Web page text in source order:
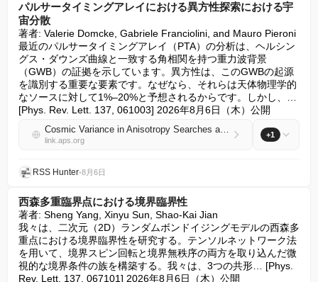
パルサータイミングアレイにおける異方性探索における宇
宙分散
著者: Valerie Domcke, Gabriele Franciolini, and Mauro Pieroni
最近のパルサータイミングアレイ（PTA）の分析は、ヘルシン
グス・ダウンズ曲線と一致する角相関を持つ重力波背景
（GWB）の証拠を示しています。異方性は、このGWBの起源
を識別する重要な要素です。なぜなら、それらは天体物理学的
なソースに対して1%–20%と予想されるからです。しかし、…
[Phys. Rev. Lett. 137, 061003] 2026年8月6日（木）公開
Cosmic Variance in Anisotropy Searches at Pulsar Timing Arrays
link.aps.org
+1
RSS Hunter•8月6日
西森多重臨界点における境界臨界性
著者: Sheng Yang, Xinyu Sun, Shao-Kai Jian
我々は、二次元（2D）ランダムボンドイジングモデルの西森多
重点における境界臨界性を研究する。テンソルネットワーク法
を用いて、境界スピン回転と境界無秩序の両方を取り込んだ微
視的な境界条件の族を構築する。我々は、3つの共形… [Phys.
Rev. Lett. 137, 067101] 2026年8月6日（木）公開